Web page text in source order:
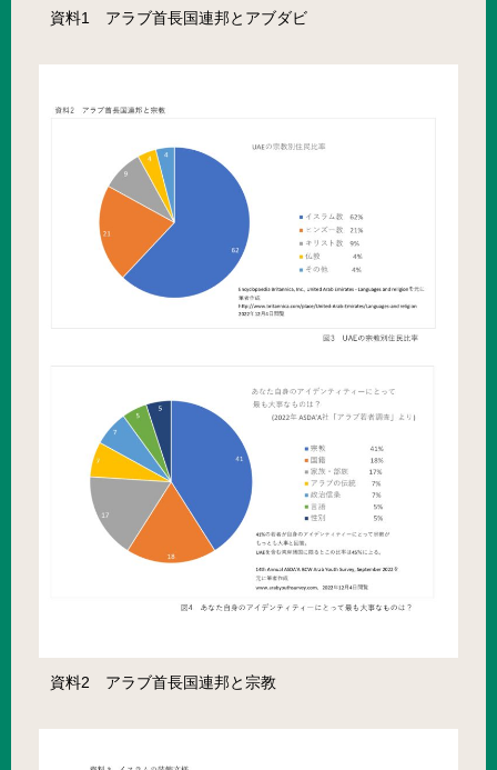
資料1 アラブ首長国連邦とアブダビ
資料2 アラブ首長国連邦と宗教